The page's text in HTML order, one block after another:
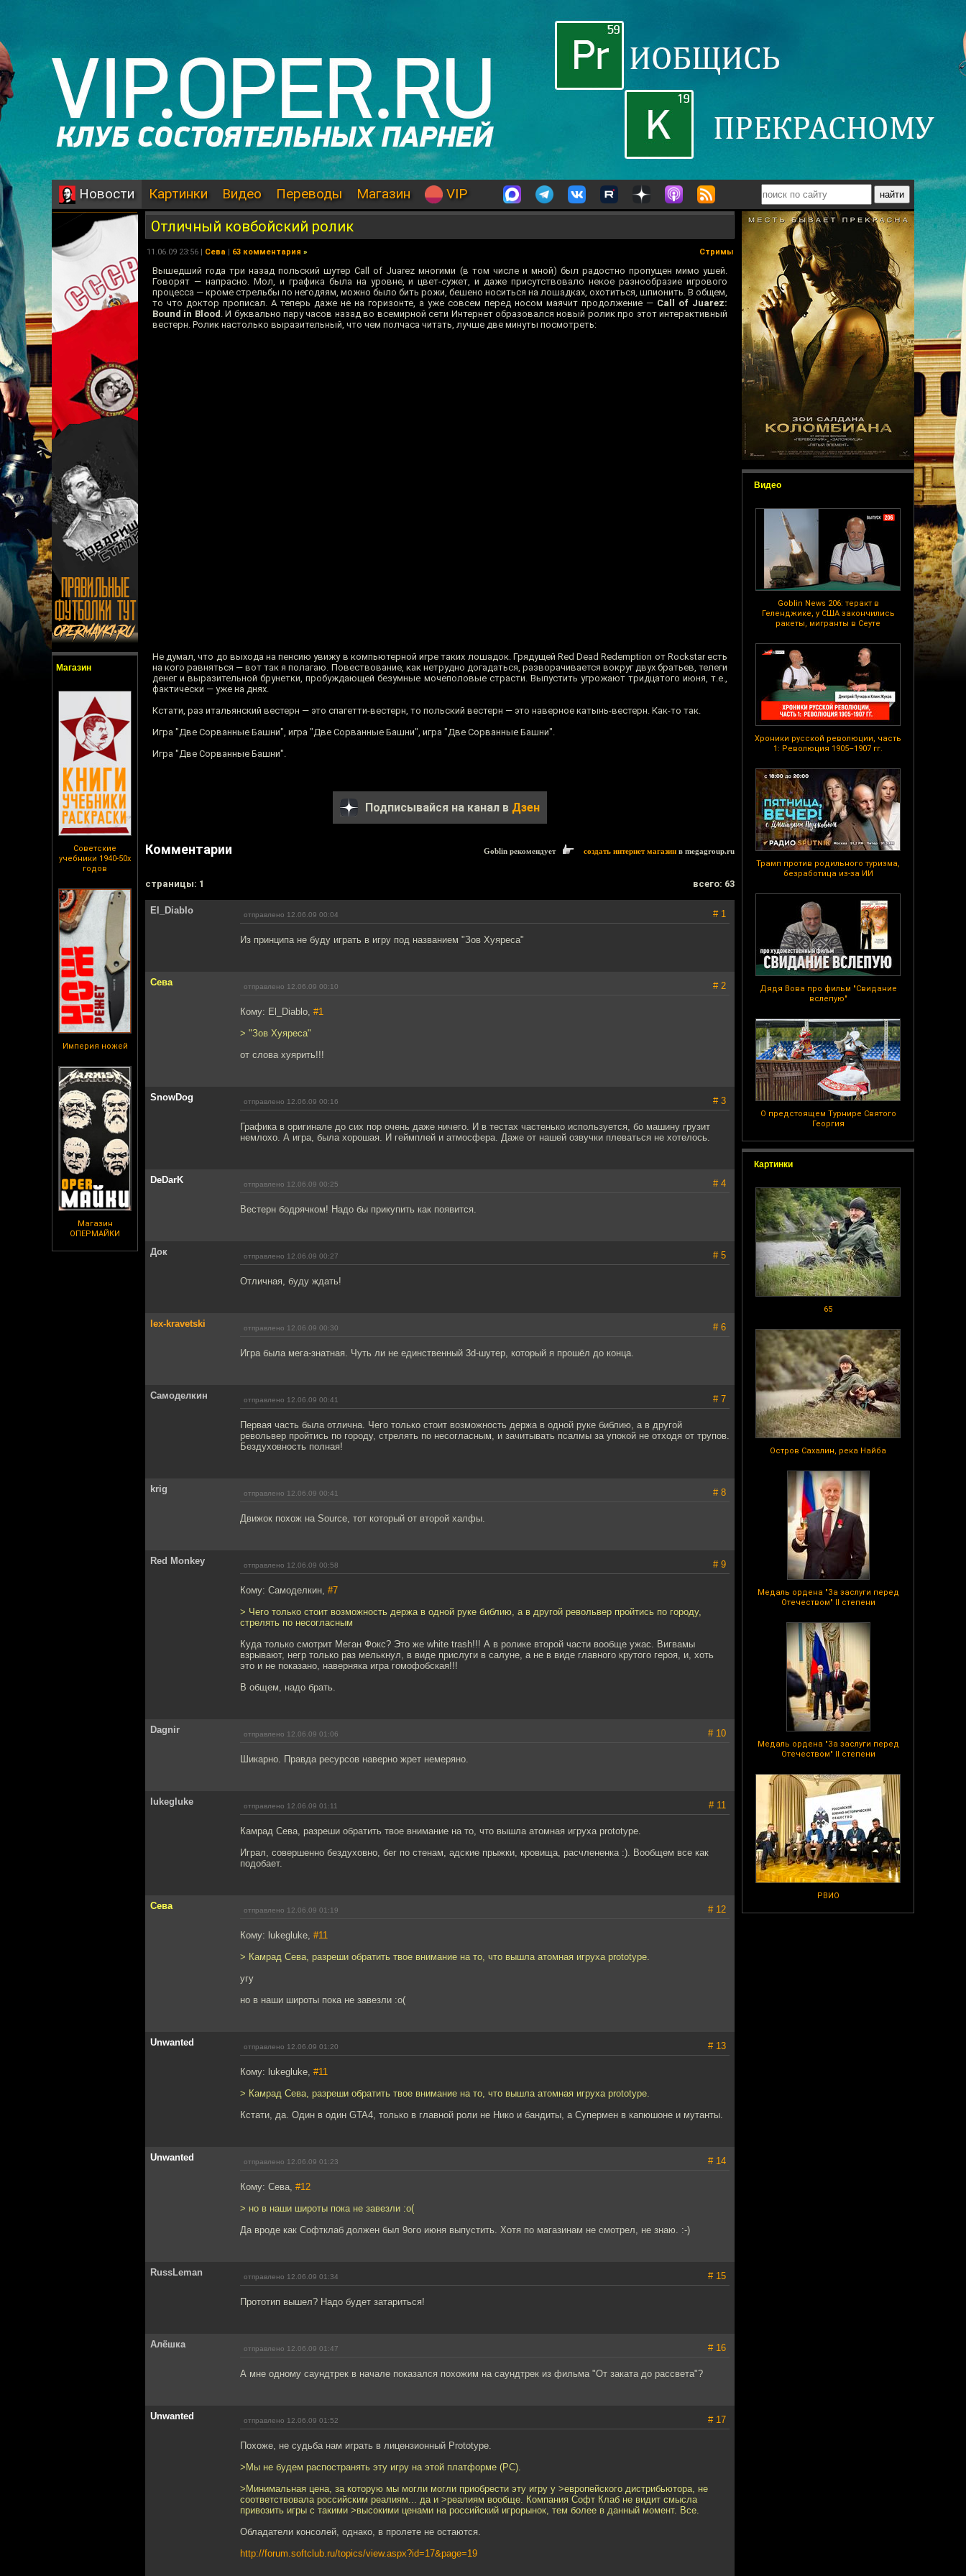
Новости Картинки Видео Переводы Магазин VIP
Магазин
Советские
учебники 1940-50х
годов
Империя ножей
Магазин
ОПЕРМАЙКИ
Видео
Goblin News 206: теракт в
Геленджике, у США закончились
ракеты, мигранты в Сеуте
Хроники русской революции, часть
1: Революция 1905–1907 гг.
Трамп против родильного туризма,
безработица из-за ИИ
Дядя Вова про фильм "Свидание
вслепую"
О предстоящем Турнире Святого
Георгия
Картинки
65
Остров Сахалин, река Найба
Медаль ордена "За заслуги перед
Отечеством" II степени
Медаль ордена "За заслуги перед
Отечеством" II степени
РВИО
Отличный ковбойский ролик
11.06.09 23:56 | Сева | 63 комментария » Стримы
Вышедший года три назад польский шутер Call of Juarez многими (в том числе и мной) был радостно пропущен мимо ушей.
Говорят — напрасно. Мол, и графика была на уровне, и цвет-сужет, и даже присутствовало некое разнообразие игрового
процесса — кроме стрельбы по негодяям, можно было бить рожи, бешено носиться на лошадках, охотиться, шпионить. В общем,
то что доктор прописал. А теперь даже не на горизонте, а уже совсем перед носом маячит продолжение — Call of Juarez:
Bound in Blood . И буквально пару часов назад во всемирной сети Интернет образовался новый ролик про этот интерактивный
вестерн. Ролик настолько выразительный, что чем полчаса читать, лучше две минуты посмотреть:
Не думал, что до выхода на пенсию увижу в компьютерной игре таких лошадок. Грядущей Red Dead Redemption от Rockstar есть
на кого равняться — вот так я полагаю. Повествование, как нетрудно догадаться, разворачивается вокруг двух братьев, телеги
денег и выразительной брунетки, пробуждающей безумные мочеполовые страсти. Выпустить угрожают тридцатого июня, т.е.,
фактически — уже на днях.
Кстати, раз итальянский вестерн — это спагетти-вестерн, то польский вестерн — это наверное катынь-вестерн. Как-то так.
Игра "Две Сорванные Башни", игра "Две Сорванные Башни", игра "Две Сорванные Башни".
Игра "Две Сорванные Башни".
Подписывайся на канал в Дзен
Комментарии Goblin рекомендует создать интернет магазин в megagroup.ru
cтраницы: 1 всего: 63
El_Diablo отправлено 12.06.09 00:04 # 1
Из принципа не буду играть в игру под названием "Зов Хуяреса"
Сева отправлено 12.06.09 00:10 # 2
Кому: El_Diablo, #1
> "Зов Хуяреса"
от слова хуярить!!!
SnowDog отправлено 12.06.09 00:16 # 3
Графика в оригинале до сих пор очень даже ничего. И в тестах частенько используется, бо машину грузит
немлохо. А игра, была хорошая. И геймплей и атмосфера. Даже от нашей озвучки плеваться не хотелось.
DeDarK отправлено 12.06.09 00:25 # 4
Вестерн бодрячком! Надо бы прикупить как появится.
Док отправлено 12.06.09 00:27 # 5
Отличная, буду ждать!
lex-kravetski отправлено 12.06.09 00:30 # 6
Игра была мега-знатная. Чуть ли не единственный 3d-шутер, который я прошёл до конца.
Самоделкин отправлено 12.06.09 00:41 # 7
Первая часть была отлична. Чего только стоит возможность держа в одной руке библию, а в другой
револьвер пройтись по городу, стрелять по несогласным, и зачитывать псалмы за упокой не отходя от трупов.
Бездуховность полная!
krig отправлено 12.06.09 00:41 # 8
Движок похож на Source, тот который от второй халфы.
Red Monkey отправлено 12.06.09 00:58 # 9
Кому: Самоделкин, #7
> Чего только стоит возможность держа в одной руке библию, а в другой револьвер пройтись по городу,
стрелять по несогласным
Куда только смотрит Меган Фокс? Это же white trash!!! А в ролике второй части вообще ужас. Вигвамы
взрывают, негр только раз мелькнул, в виде прислуги в салуне, а не в виде главного крутого героя, и, хоть
это и не показано, наверняка игра гомофобская!!!
В общем, надо брать.
Dagnir отправлено 12.06.09 01:06 # 10
Шикарно. Правда ресурсов наверно жрет немеряно.
lukegluke отправлено 12.06.09 01:11 # 11
Камрад Сева, разреши обратить твое внимание на то, что вышла атомная игруха prototype.
Играл, совершенно бездуховно, бег по стенам, адские прыжки, кровища, расчлененка :). Вообщем все как
подобает.
Сева отправлено 12.06.09 01:19 # 12
Кому: lukegluke, #11
> Камрад Сева, разреши обратить твое внимание на то, что вышла атомная игруха prototype.
угу
но в наши широты пока не завезли :о(
Unwanted отправлено 12.06.09 01:20 # 13
Кому: lukegluke, #11
> Камрад Сева, разреши обратить твое внимание на то, что вышла атомная игруха prototype.
Кстати, да. Один в один GTA4, только в главной роли не Нико и бандиты, а Супермен в капюшоне и мутанты.
Unwanted отправлено 12.06.09 01:23 # 14
Кому: Сева, #12
> но в наши широты пока не завезли :о(
Да вроде как Софтклаб должен был 9ого июня выпустить. Хотя по магазинам не смотрел, не знаю. :-)
RussLeman отправлено 12.06.09 01:34 # 15
Прототип вышел? Надо будет затариться!
Алёшка отправлено 12.06.09 01:47 # 16
А мне одному саундтрек в начале показался похожим на саундтрек из фильма "От заката до рассвета"?
Unwanted отправлено 12.06.09 01:52 # 17
Похоже, не судьба нам играть в лицензионный Prototype.
>Мы не будем распостранять эту игру на этой платформе (PC).
>Минимальная цена, за которую мы могли могли приобрести эту игру у >европейского дистрибьютора, не
соответствовала российским реалиям... да и >реалиям вообще. Компания Софт Клаб не видит смысла
привозить игры с такими >высокими ценами на российский игрорынок, тем более в данный момент. Все.
Обладатели консолей, однако, в пролете не остаются.
http://forum.softclub.ru/topics/view.aspx?id=17&page=19